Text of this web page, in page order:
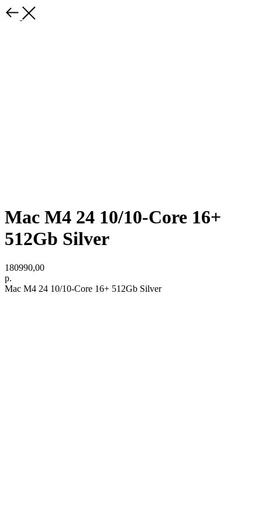
Mac M4 24 10/10-Core 16+
512Gb Silver
180990,00
р.
Mac M4 24 10/10-Core 16+ 512Gb Silver